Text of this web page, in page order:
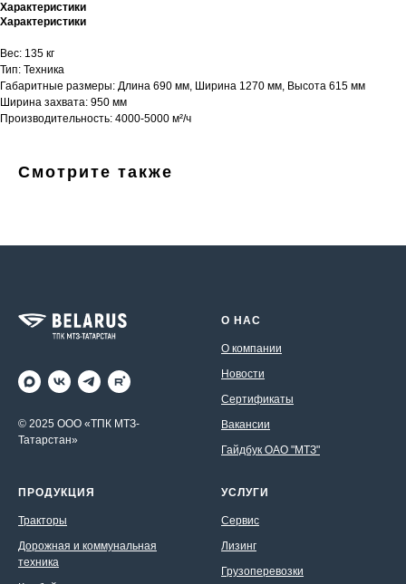
Характеристики
Характеристики
Вес: 135 кг
Тип: Техника
Габаритные размеры: Длина 690 мм, Ширина 1270 мм, Высота 615 мм
Ширина захвата: 950 мм
Производительность: 4000-5000 м²/ч
Смотрите также
© 2025 ООО «ТПК МТЗ-
Татарстан»
О НАС
О компании
Новости
Сертификаты
Вакансии
Гайдбук ОАО "МТЗ"
ПРОДУКЦИЯ
Тракторы
Дорожная и коммунальная
техника
УСЛУГИ
Сервис
Лизинг
Грузоперевозки